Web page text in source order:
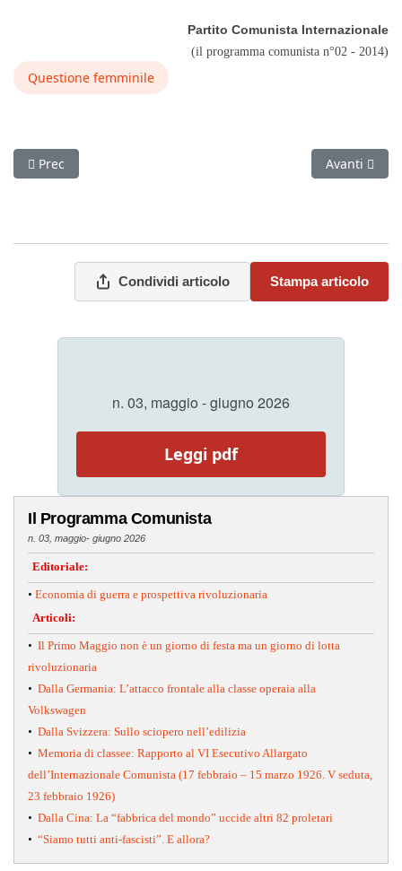
Partito Comunista Internazionale
(il programma comunista n°02 - 2014)
Questione femminile
Articolo precedente: Disfattismo
Prec Articolo
Avanti
Condividi articolo Stampa articolo
n. 03, maggio - giugno 2026
Leggi pdf
Il Programma Comunista
n. 03, maggio- giugno 2026
Editoriale:
• Economia di guerra e prospettiva rivoluzionaria
Articoli:
• Il Primo Maggio non è un giorno di festa ma un giorno di lotta
rivoluzionaria
• Dalla Germania: L’attacco frontale alla classe operaia alla
Volkswagen
• Dalla Svizzera: Sullo sciopero nell’edilizia
• Memoria di classee: Rapporto al VI Esecutivo Allargato
dell’Internazionale Comunista (17 febbraio – 15 marzo 1926. V seduta,
23 febbraio 1926)
• Dalla Cina: La “fabbrica del mondo” uccide altri 82 proletari
• “Siamo tutti anti-fascisti”. E allora?